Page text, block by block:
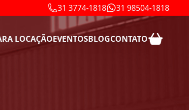
31 3774-1818 31 98504-1818
LOCAÇÃOEVENTOSBLOGCONTATO